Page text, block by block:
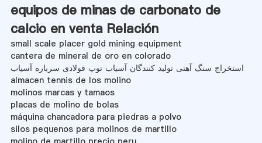
equipos de minas de carbonato de
calcio en venta Relación
small scale placer gold mining equipment
cantera de mineral de oro en colorado
استخراج سنگ آهنی تولید کنندگان آسیاب توپ فولادی سرباره آسیاب
almacen tennis de los molino
molinos marcas y tamaos
placas de molino de bolas
máquina chancadora para piedras a polvo
silos pequenos para molinos de martillo